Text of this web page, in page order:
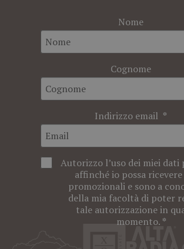
Nome
Cognome
Indirizzo email
Autorizzo l’uso dei miei dati
affinché io possa
promozionali e sono a
della mia facoltà di poter
tale autorizzazione in
momento.